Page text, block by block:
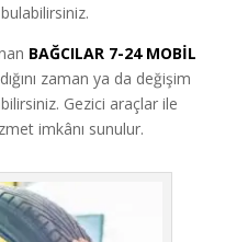
BAĞCILAR 7-24 MOBİL
zaman ya da değişim
Gezici araçlar ile
imkânı sunulur.